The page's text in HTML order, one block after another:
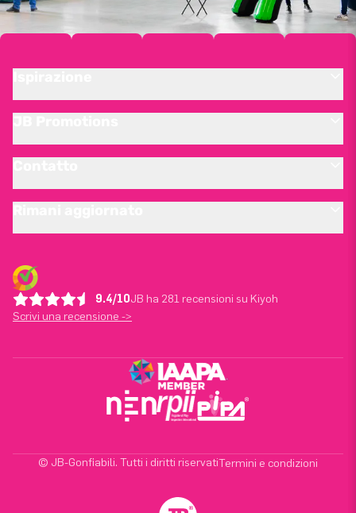
9.4/10JB ha 281 recensioni su Kiyoh
Scrivi una recensione ->
© JB-Gonfiabili. Tutti i diritti riservatiTermini e condizioni